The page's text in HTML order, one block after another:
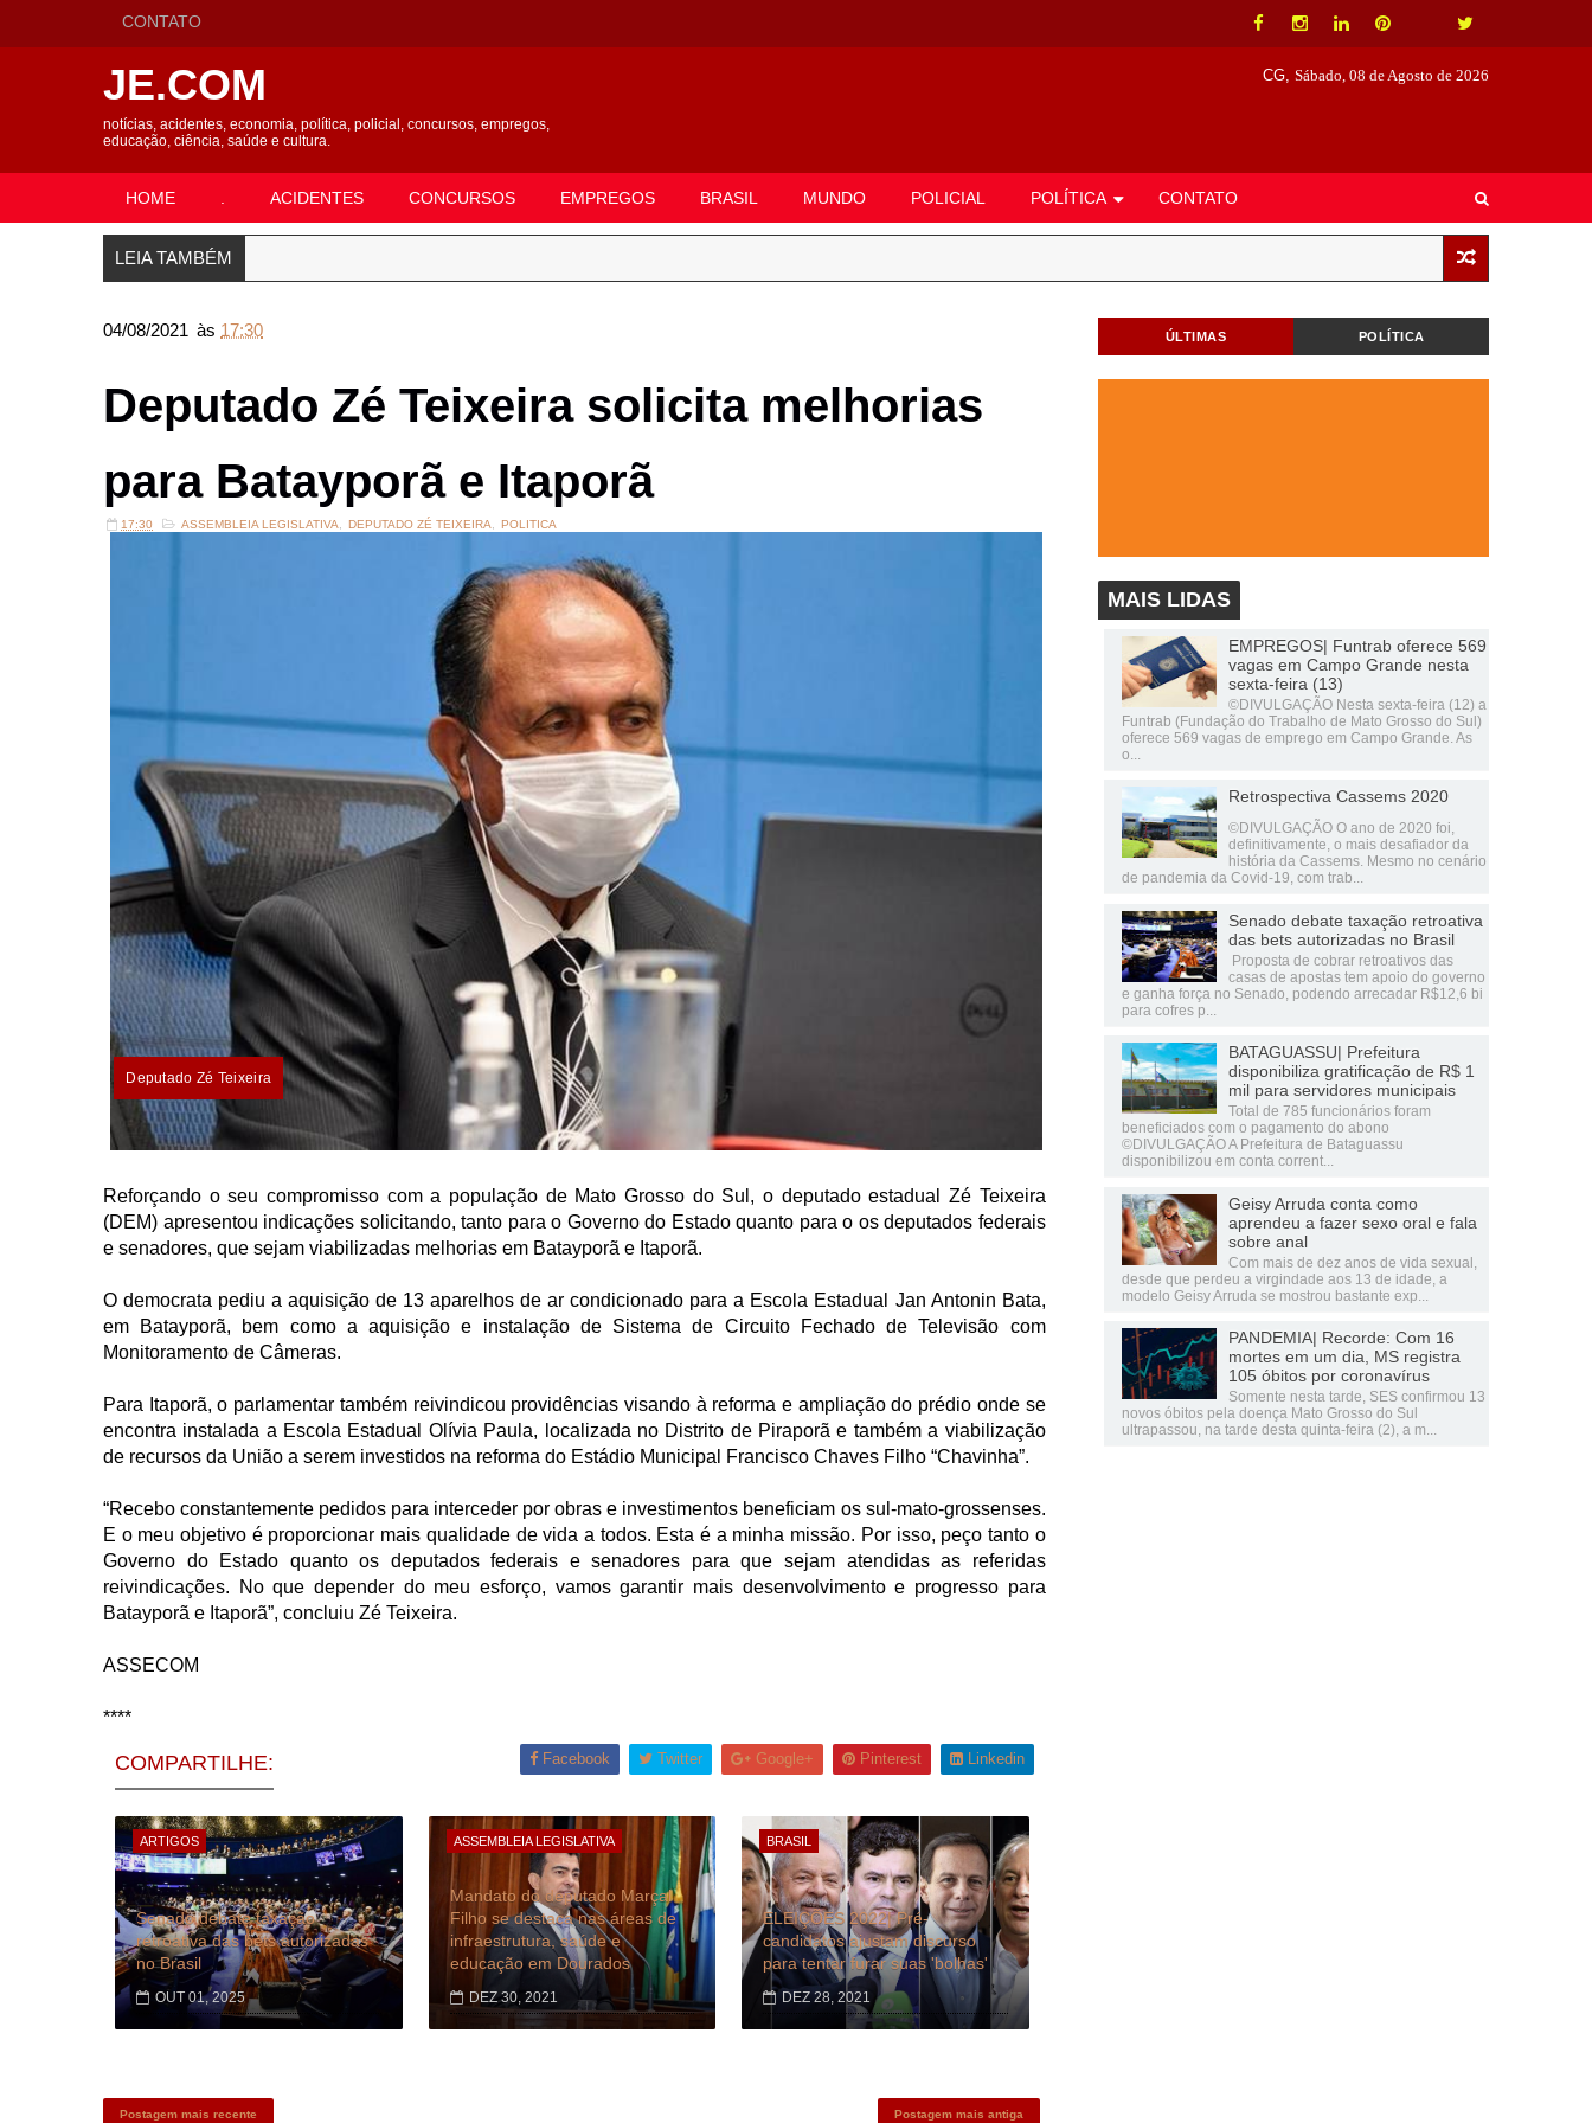
CONTATO
JE.COM
notícias, acidentes, economia, política, policial, concursos, empregos,
educação, ciência, saúde e cultura.
CG, Sábado, 08 de Agosto de 2026
HOME ACIDENTES CONCURSOS EMPREGOS BRASIL MUNDO POLICIAL POLÍTICA CONTATO
LEIA TAMBÉM
04/08/2021 às 17:30
Deputado Zé Teixeira solicita melhorias
para Batayporã e Itaporã
17:30 ASSEMBLEIA LEGISLATIVA DEPUTADO ZÉ TEIXEIRA POLITICA
Deputado Zé Teixeira
Reforçando o seu compromisso com a população de Mato Grosso do Sul, o deputado estadual Zé Teixeira
(DEM) apresentou indicações solicitando, tanto para o Governo do Estado quanto para o os deputados federais
e senadores, que sejam viabilizadas melhorias em Batayporã e Itaporã.
O democrata pediu a aquisição de 13 aparelhos de ar condicionado para a Escola Estadual Jan Antonin Bata,
em Batayporã, bem como a aquisição e instalação de Sistema de Circuito Fechado de Televisão com
Monitoramento de Câmeras.
Para Itaporã, o parlamentar também reivindicou providências visando à reforma e ampliação do prédio onde se
encontra instalada a Escola Estadual Olívia Paula, localizada no Distrito de Piraporã e também a viabilização
de recursos da União a serem investidos na reforma do Estádio Municipal Francisco Chaves Filho “Chavinha”.
“Recebo constantemente pedidos para interceder por obras e investimentos beneficiam os sul-mato-grossenses.
E o meu objetivo é proporcionar mais qualidade de vida a todos. Esta é a minha missão. Por isso, peço tanto o
Governo do Estado quanto os deputados federais e senadores para que sejam atendidas as referidas
reivindicações. No que depender do meu esforço, vamos garantir mais desenvolvimento e progresso para
Batayporã e Itaporã”, concluiu Zé Teixeira.
ASSECOM
****
COMPARTILHE: Facebook Twitter Google+ Pinterest Linkedin
ARTIGOS
Senado debate taxação
retroativa das bets autorizadas
no Brasil
OUT 01, 2025
ASSEMBLEIA LEGISLATIVA
Mandato do deputado Marçal
Filho se destaca nas áreas de
infraestrutura, saúde e
educação em Dourados
DEZ 30, 2021
BRASIL
ELEIÇÕES 2022| Pré-
candidatos ajustam discurso
para tentar furar suas 'bolhas'
DEZ 28, 2021
Postagem mais recente Postagem mais antiga
ÚLTIMAS POLÍTICA
MAIS LIDAS
EMPREGOS| Funtrab oferece 569
vagas em Campo Grande nesta
sexta-feira (13)
©DIVULGAÇÃO Nesta sexta-feira (12) a
Funtrab (Fundação do Trabalho de Mato Grosso do Sul)
oferece 569 vagas de emprego em Campo Grande. As
o...
Retrospectiva Cassems 2020
©DIVULGAÇÃO O ano de 2020 foi,
definitivamente, o mais desafiador da
história da Cassems. Mesmo no cenário
de pandemia da Covid-19, com trab...
Senado debate taxação retroativa
das bets autorizadas no Brasil
Proposta de cobrar retroativos das
casas de apostas tem apoio do governo
e ganha força no Senado, podendo arrecadar R$12,6 bi
para cofres p...
BATAGUASSU| Prefeitura
disponibiliza gratificação de R$ 1
mil para servidores municipais
Total de 785 funcionários foram
beneficiados com o pagamento do abono
©DIVULGAÇÃO A Prefeitura de Bataguassu
disponibilizou em conta corrent...
Geisy Arruda conta como
aprendeu a fazer sexo oral e fala
sobre anal
Com mais de dez anos de vida sexual,
desde que perdeu a virgindade aos 13 de idade, a
modelo Geisy Arruda se mostrou bastante exp...
PANDEMIA| Recorde: Com 16
mortes em um dia, MS registra
105 óbitos por coronavírus
Somente nesta tarde, SES confirmou 13
novos óbitos pela doença Mato Grosso do Sul
ultrapassou, na tarde desta quinta-feira (2), a m...